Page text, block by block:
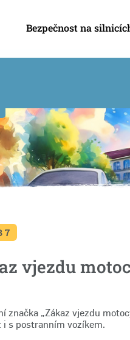
Bezpečnost na
7
vjezdu
značka „Zákaz vjezdu
i s postranním vozíkem.